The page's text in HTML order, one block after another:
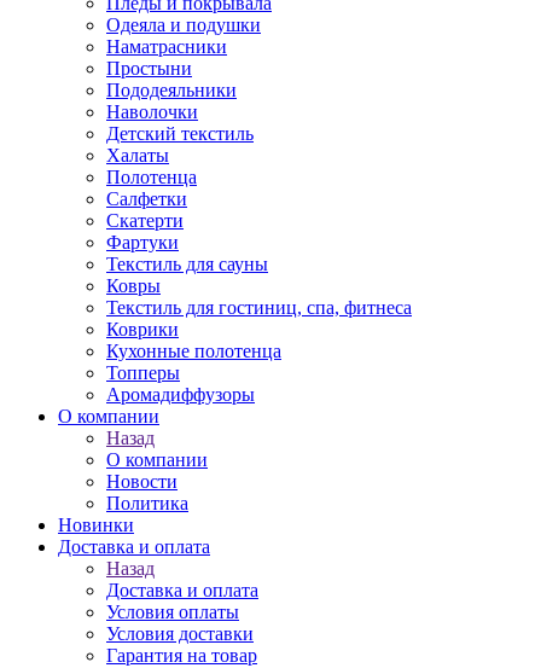
Одеяла и подушки
Наматрасники
Простыни
Пододеяльники
Наволочки
Детский текстиль
Халаты
Полотенца
Салфетки
Скатерти
Фартуки
Текстиль для сауны
Ковры
Текстиль для гостиниц, спа, фитнеса
Коврики
Кухонные полотенца
Топперы
Аромадиффузоры
О компании
Назад
О компании
Новости
Политика
Новинки
Доставка и оплата
Назад
Доставка и оплата
Условия оплаты
Условия доставки
Гарантия на товар